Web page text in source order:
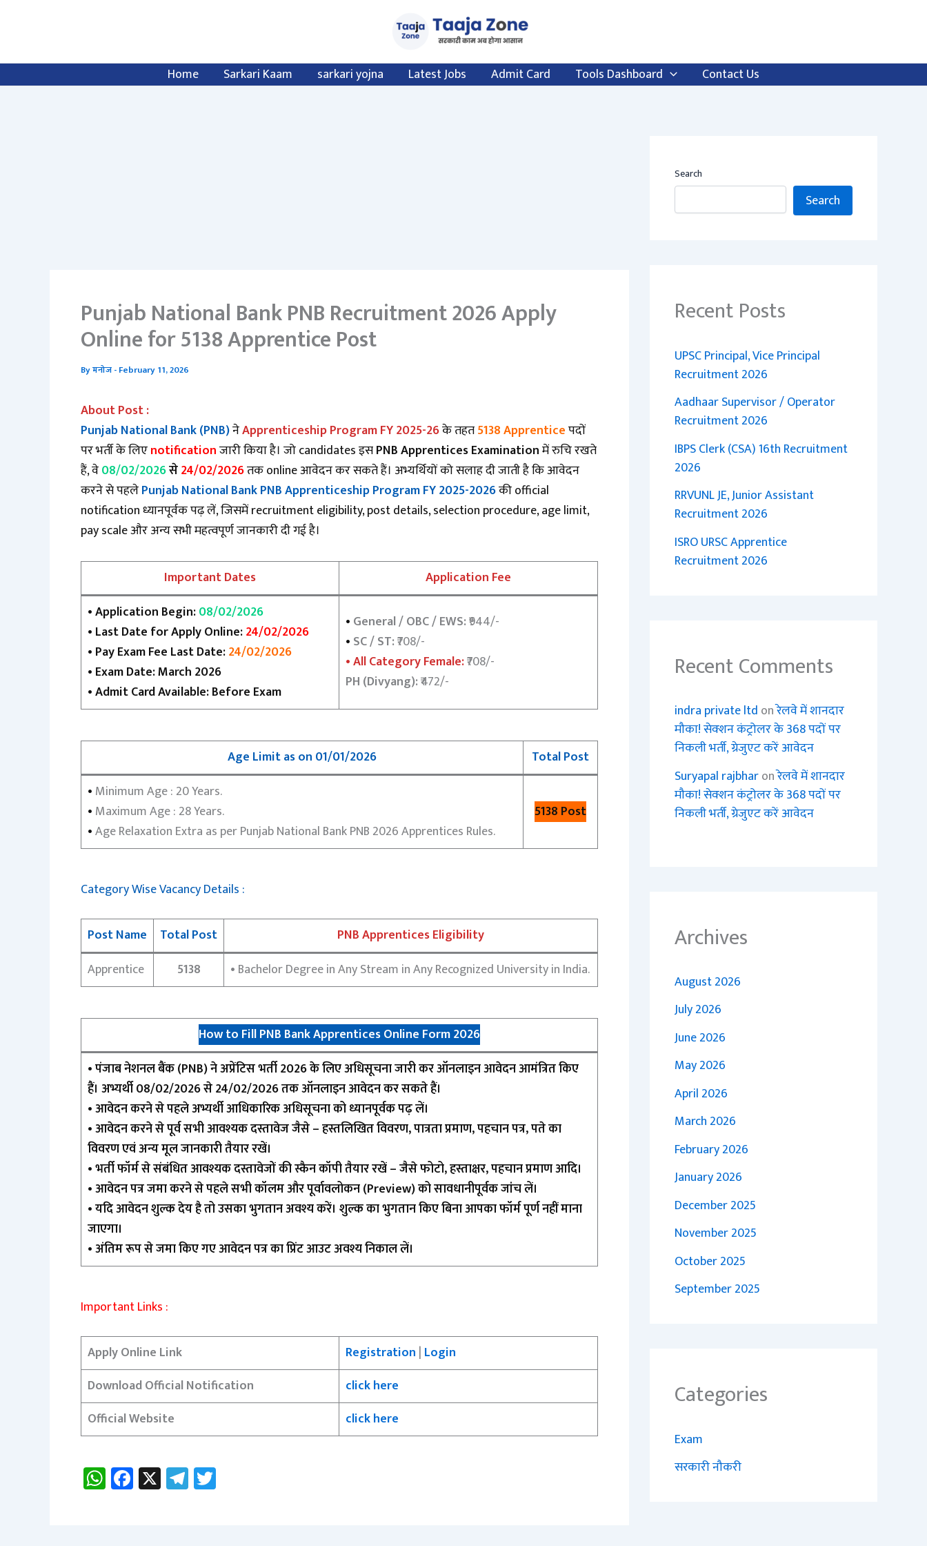
Home
Sarkari Kaam sarkari yojna Latest Jobs Admit Card Tools Dashboard Contact Us
Punjab National Bank PNB Recruitment 2026 Apply
Online for 5138 Apprentice Post
Byमनोज-February 11, 2026
About Post :
Punjab National Bank (PNB)नेApprenticeship Program FY 2025-26के तहत5138 Apprenticeपदों
पर भर्ती के लिएnotificationजारी किया है। जो candidates इसPNB Apprentices Examinationमें रुचि रखते
हैं, वे08/02/2026से24/02/2026तक online आवेदन कर सकते हैं। अभ्यर्थियों को सलाह दी जाती है कि आवेदन
करने से पहलेPunjab National Bank PNB Apprenticeship Program FY 2025-2026की official
notification ध्यानपूर्वक पढ़ लें, जिसमेंrecruitment eligibility, post details, selection procedure, age limit,
pay scaleऔर अन्य सभी महत्वपूर्ण जानकारी दी गई है।
Important Dates
Application Fee
• Application Begin:08/02/2026
• Last Date for Apply Online:24/02/2026
• Pay Exam Fee Last Date:24/02/2026
• Exam Date: March 2026
• Admit Card Available: Before Exam
• General / OBC / EWS:₹944/-
• SC / ST:₹708/-
• All Category Female:₹708/-
PH (Divyang):₹472/-
Age Limit as on 01/01/2026
Total Post
• Minimum Age : 20 Years.
• Maximum Age : 28 Years.
•Age Relaxation Extra as per Punjab National Bank PNB 2026 Apprentices Rules.
5138 Post
Category Wise Vacancy Details :
Post Name Total Post
PNB Apprentices Eligibility
Apprentice
5138 • Bachelor Degree in Any Stream in Any Recognized University in India.
How to Fill PNB Bank Apprentices Online Form 2026
• पंजाब नेशनल बैंक (PNB) ने अप्रेंटिस भर्ती 2026 के लिए अधिसूचना जारी कर ऑनलाइन आवेदन आमंत्रित किए
हैं। अभ्यर्थी 08/02/2026 से 24/02/2026 तक ऑनलाइन आवेदन कर सकते हैं।
• आवेदन करने से पहले अभ्यर्थी आधिकारिक अधिसूचना को ध्यानपूर्वक पढ़ लें।
• आवेदन करने से पूर्व सभी आवश्यक दस्तावेज जैसे – हस्तलिखित विवरण, पात्रता प्रमाण, पहचान पत्र, पते का
विवरण एवं अन्य मूल जानकारी तैयार रखें।
• भर्ती फॉर्म से संबंधित आवश्यक दस्तावेजों की स्कैन कॉपी तैयार रखें – जैसे फोटो, हस्ताक्षर, पहचान प्रमाण आदि।
• आवेदन पत्र जमा करने से पहले सभी कॉलम और पूर्वावलोकन (Preview) को सावधानीपूर्वक जांच लें।
• यदि आवेदन शुल्क देय है तो उसका भुगतान अवश्य करें। शुल्क का भुगतान किए बिना आपका फॉर्म पूर्ण नहीं माना
जाएगा।
• अंतिम रूप से जमा किए गए आवेदन पत्र का प्रिंट आउट अवश्य निकाल लें।
Important Links :
Apply Online Link Registration | Login
Download Official Notification
click here
Official Website
click here
W
h
Fa
ce
X Te
le
Search
Search
Recent Posts
UPSC Principal, Vice Principal
Recruitment 2026
Aadhaar Supervisor / Operator
Recruitment 2026
IBPS Clerk (CSA) 16th Recruitment
2026
RRVUNL JE, Junior Assistant
Recruitment 2026
ISRO URSC Apprentice
Recruitment 2026
Recent Comments
indra private ltd onरेलवे में शानदार
मौका! सेक्शन कंट्रोलर के 368 पदों पर
निकली भर्ती, ग्रेजुएट करें आवेदन
Suryapal rajbharonरेलवे में शानदार
मौका! सेक्शन कंट्रोलर के 368 पदों पर
निकली भर्ती, ग्रेजुएट करें आवेदन
Archives
August 2026
July 2026
June 2026
May 2026
April 2026
March 2026
February 2026
January 2026
December 2025
November 2025
October 2025
September 2025
Categories
Exam
सरकारी नौकरी